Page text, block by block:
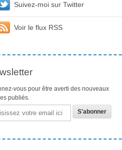
Suivez-moi sur Twitter
Voir le flux RSS
vous pour être averti des nouveaux
publiés.